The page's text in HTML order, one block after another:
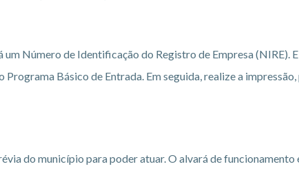
Número de Identificação do Registro de Empresa (NIRE).
Básico de Entrada. Em seguida, realize a
do município para poder atuar. O alvará de